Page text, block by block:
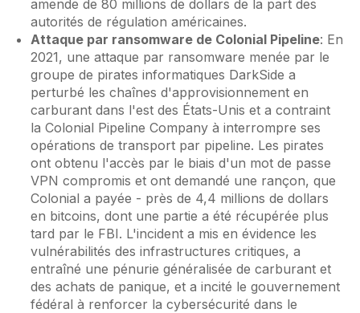
amende de 80 millions de dollars de la part des
autorités de régulation américaines.
Attaque par ransomware de Colonial Pipeline: En
2021, une attaque par ransomware menée par le
groupe de pirates informatiques DarkSide a
perturbé les chaînes d'approvisionnement en
carburant dans l'est des États-Unis et a contraint
la Colonial Pipeline Company à interrompre ses
opérations de transport par pipeline. Les pirates
ont obtenu l'accès par le biais d'un mot de passe
VPN compromis et ont demandé une rançon, que
Colonial a payée - près de 4,4 millions de dollars
en bitcoins, dont une partie a été récupérée plus
tard par le FBI. L'incident a mis en évidence les
vulnérabilités des infrastructures critiques, a
entraîné une pénurie généralisée de carburant et
des achats de panique, et a incité le gouvernement
fédéral à renforcer la cybersécurité dans le